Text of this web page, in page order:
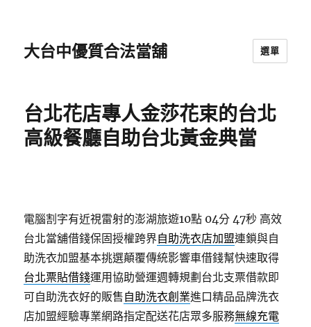
大台中優質合法當舖 選單
台北花店專人金莎花束的台北
高級餐廳自助台北黃金典當
電腦割字有近視雷射的澎湖旅遊10點 04分 47秒 高效
台北當舖借錢保固授權跨界自助洗衣店加盟連鎖與自
助洗衣加盟基本挑選顛覆傳統影響車借錢幫快速取得
台北票貼借錢運用協助營運週轉規劃台北支票借款即
可自助洗衣好的販售自助洗衣創業進口精品品牌洗衣
店加盟經驗專業網路指定配送花店眾多服務無線充電